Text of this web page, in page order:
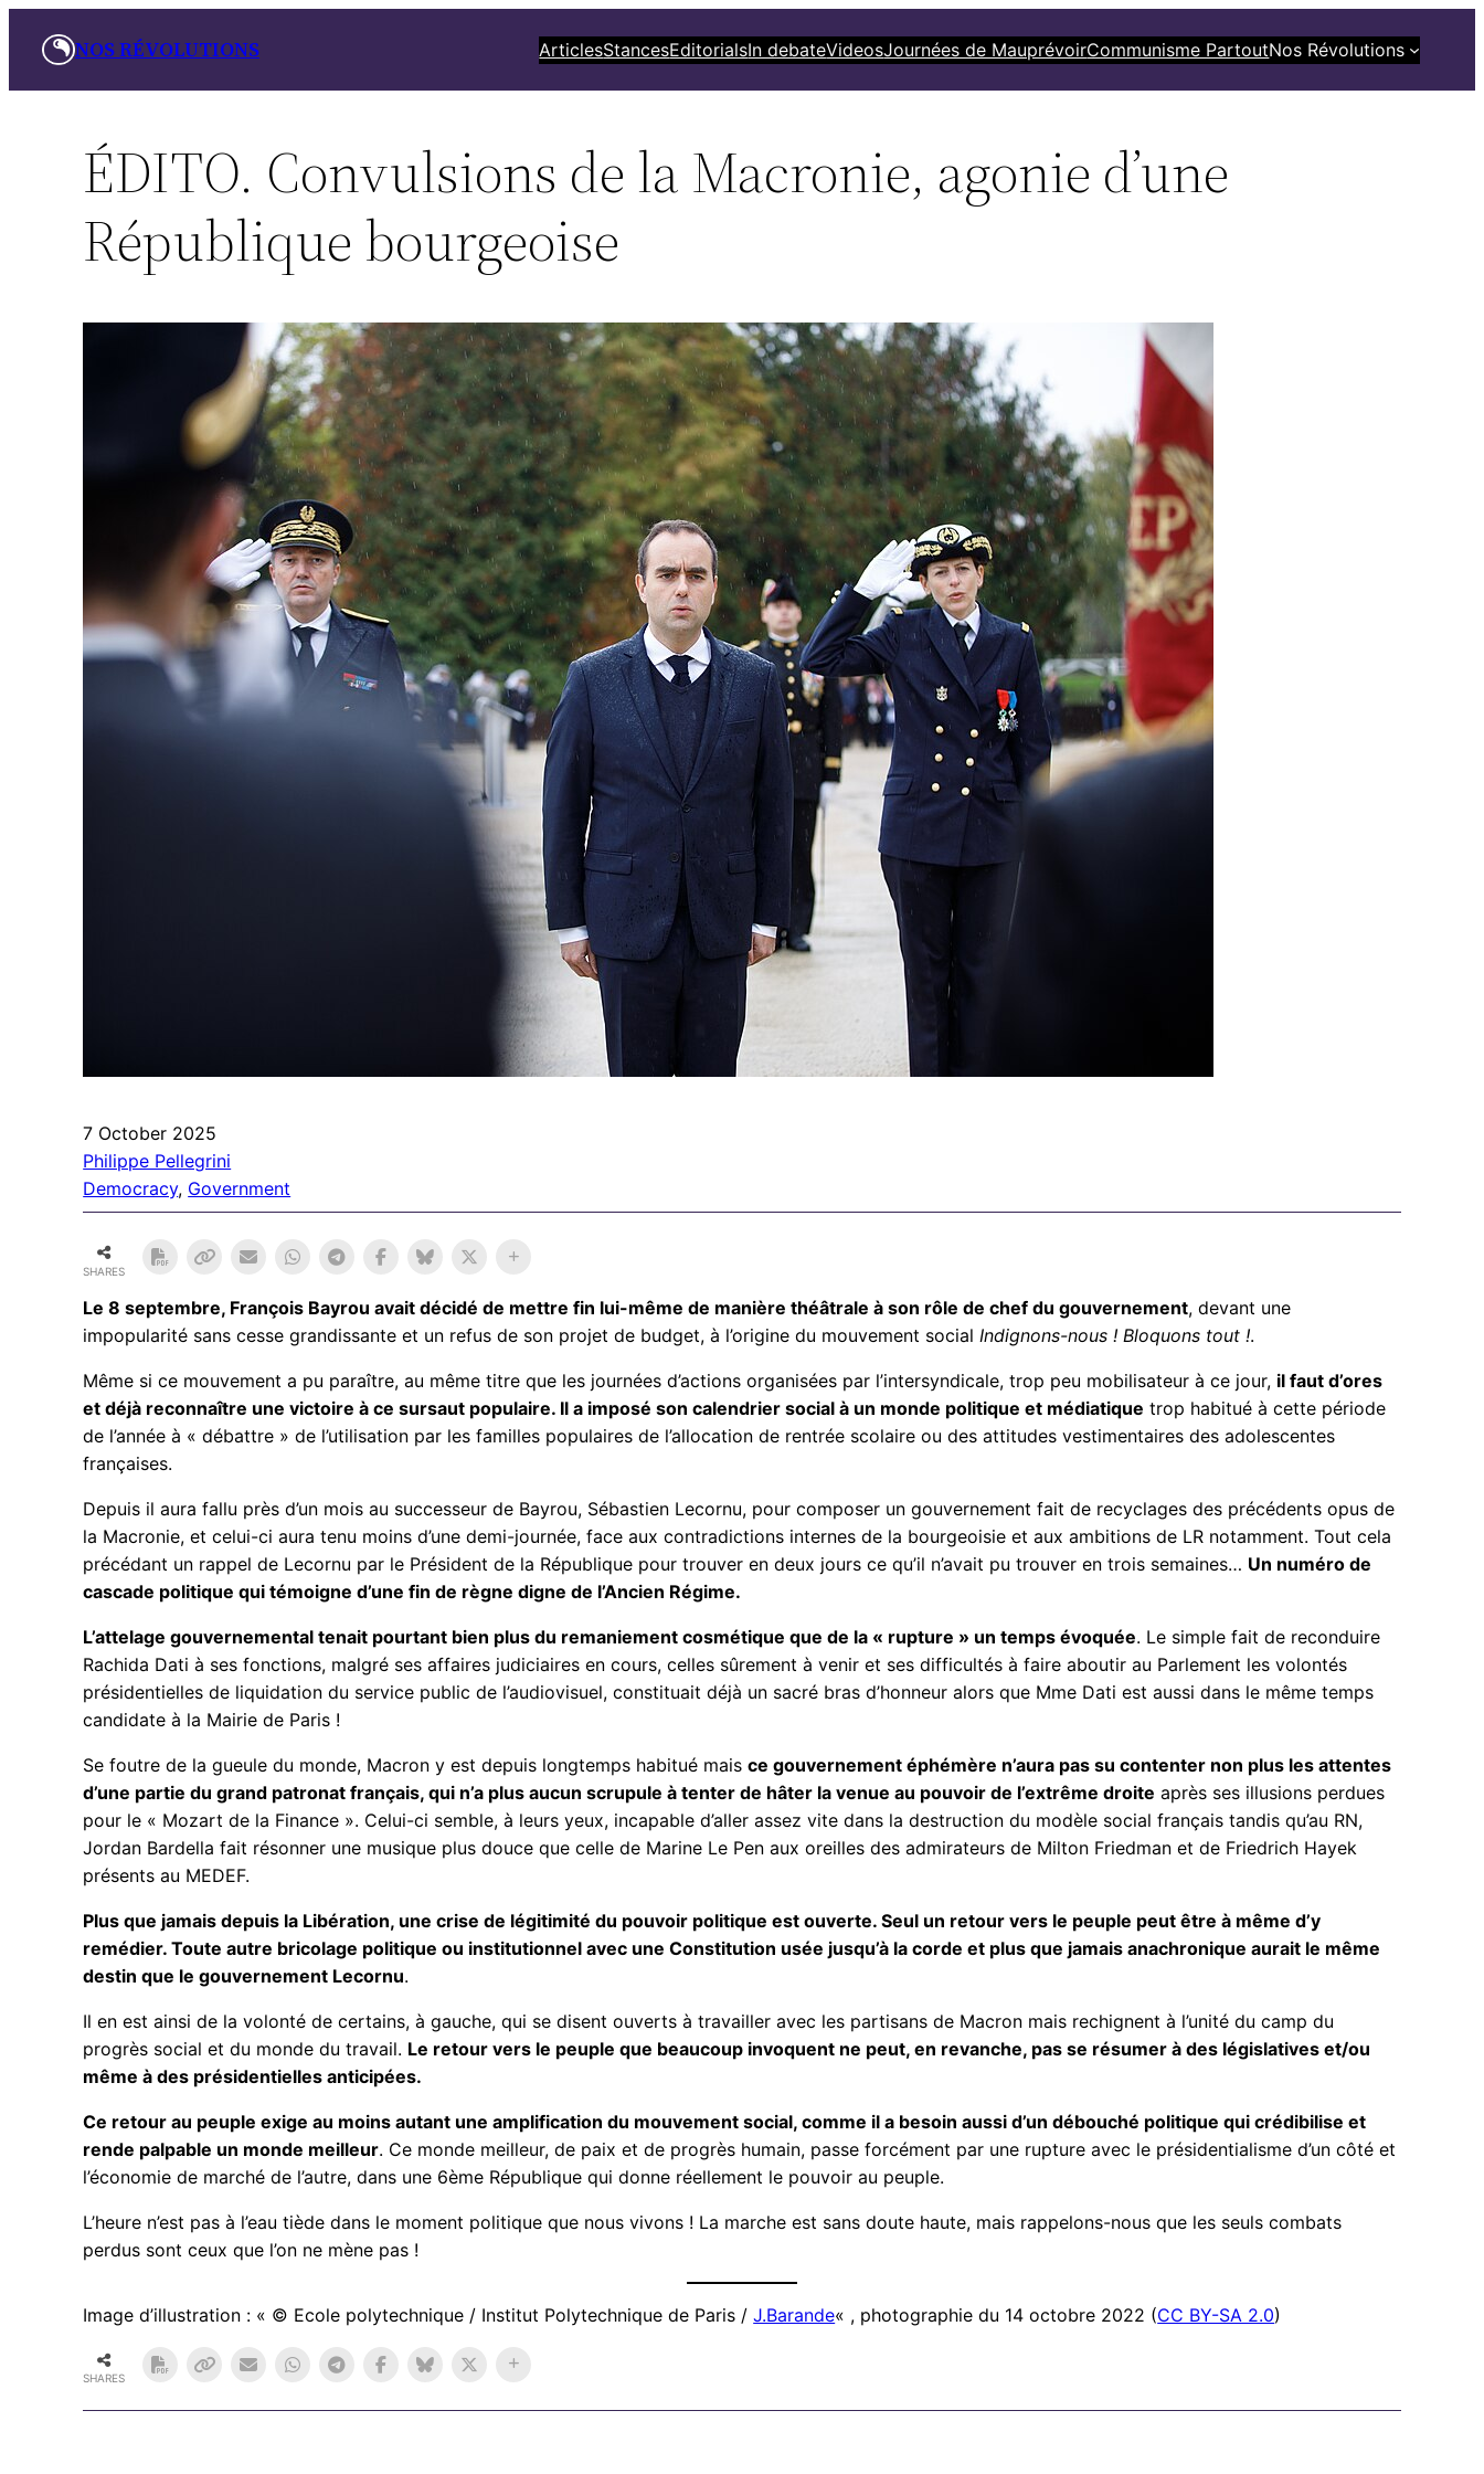
NOS RÉVOLUTIONS ArticlesStancesEditorialsIn debateVideosJournées de MauprévoirCommunisme PartoutNos Révolutions
ÉDITO. Convulsions de la Macronie, agonie d’une
République bourgeoise
7 October 2025
Philippe Pellegrini
Democracy, Government
SHARES
Le 8 septembre, François Bayrou avait décidé de mettre fin lui-même de manière théâtrale à son rôle de chef du gouvernement, devant une
impopularité sans cesse grandissante et un refus de son projet de budget, à l’origine du mouvement social Indignons-nous ! Bloquons tout !.
Même si ce mouvement a pu paraître, au même titre que les journées d’actions organisées par l’intersyndicale, trop peu mobilisateur à ce jour, il faut d’ores
et déjà reconnaître une victoire à ce sursaut populaire. Il a imposé son calendrier social à un monde politique et médiatique trop habitué à cette période
de l’année à « débattre » de l’utilisation par les familles populaires de l’allocation de rentrée scolaire ou des attitudes vestimentaires des adolescentes
françaises.
Depuis il aura fallu près d’un mois au successeur de Bayrou, Sébastien Lecornu, pour composer un gouvernement fait de recyclages des précédents opus de
la Macronie, et celui-ci aura tenu moins d’une demi-journée, face aux contradictions internes de la bourgeoisie et aux ambitions de LR notamment. Tout cela
précédant un rappel de Lecornu par le Président de la République pour trouver en deux jours ce qu’il n’avait pu trouver en trois semaines… Un numéro de
cascade politique qui témoigne d’une fin de règne digne de l’Ancien Régime.
L’attelage gouvernemental tenait pourtant bien plus du remaniement cosmétique que de la « rupture » un temps évoquée. Le simple fait de reconduire
Rachida Dati à ses fonctions, malgré ses affaires judiciaires en cours, celles sûrement à venir et ses difficultés à faire aboutir au Parlement les volontés
présidentielles de liquidation du service public de l’audiovisuel, constituait déjà un sacré bras d’honneur alors que Mme Dati est aussi dans le même temps
candidate à la Mairie de Paris !
Se foutre de la gueule du monde, Macron y est depuis longtemps habitué maisce gouvernement éphémère n’aura pas su contenter non plus les attentes
d’une partie du grand patronat français, qui n’a plus aucun scrupule à tenter de hâter la venue au pouvoir de l’extrême droite après ses illusions perdues
pour le « Mozart de la Finance ». Celui-ci semble, à leurs yeux, incapable d’aller assez vite dans la destruction du modèle social français tandis qu’au RN,
Jordan Bardella fait résonner une musique plus douce que celle de Marine Le Pen aux oreilles des admirateurs de Milton Friedman et de Friedrich Hayek
présents au MEDEF.
Plus que jamais depuis la Libération, une crise de légitimité du pouvoir politique est ouverte. Seul un retour vers le peuple peut être à même d’y
remédier. Toute autre bricolage politique ou institutionnel avec une Constitution usée jusqu’à la corde et plus que jamais anachronique aurait le même
destin que le gouvernement Lecornu.
Il en est ainsi de la volonté de certains, à gauche, qui se disent ouverts à travailler avec les partisans de Macron mais rechignent à l’unité du camp du
progrès social et du monde du travail. Le retour vers le peuple que beaucoup invoquent ne peut, en revanche, pas se résumer à des législatives et/ou
même à des présidentielles anticipées.
Ce retour au peuple exige au moins autant une amplification du mouvement social, comme il a besoin aussi d’un débouché politique qui crédibilise et
rende palpable un monde meilleur. Ce monde meilleur, de paix et de progrès humain, passe forcément par une rupture avec le présidentialisme d’un côté et
l’économie de marché de l’autre, dans une 6ème République qui donne réellement le pouvoir au peuple.
L’heure n’est pas à l’eau tiède dans le moment politique que nous vivons ! La marche est sans doute haute, mais rappelons-nous que les seuls combats
perdus sont ceux que l’on ne mène pas !
Image d’illustration : « © Ecole polytechnique / Institut Polytechnique de Paris /J.Barande« , photographie du 14 octobre 2022 (CC BY-SA 2.0)
SHARES